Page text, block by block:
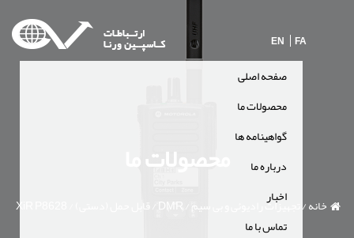
FA
EN
صفحه اصلی
محصولات ما
گواهینامه ها
درباره ما
اخبار
تماس با ما
محصولات ما
خانه/ تجهیزات رادیوئی و بی سیم DMR قابل حمل (دستی) XiR P8628